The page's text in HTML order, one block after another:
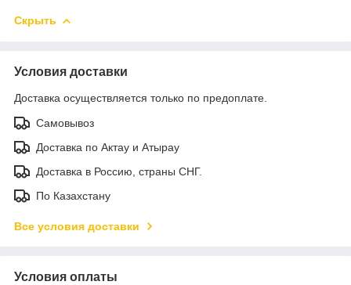
Скрыть
Условия доставки
Доставка осуществляется только по предоплате.
Самовывоз
Доставка по Актау и Атырау
Доставка в Россию, страны СНГ.
По Казахстану
Все условия доставки
Условия оплаты